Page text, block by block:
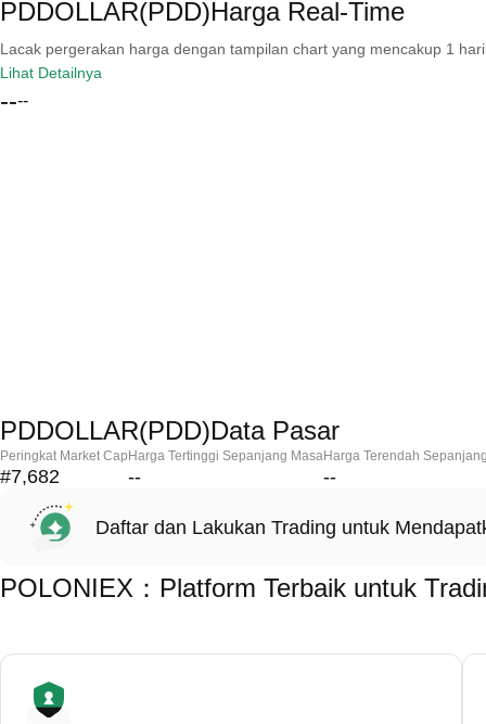
PDDOLLAR(PDD)Harga Real-Time
Lacak pergerakan harga dengan tampilan chart yang mencakup 1
Lihat Detailnya
----
PDDOLLAR(PDD)Data Pasar
Peringkat Market Cap
#7,682
Harga Tertinggi Sepanjang Masa
--
Harga Terendah
--
Daftar dan Lakukan Trading untuk
POLONIEX：Platform Terbaik untuk